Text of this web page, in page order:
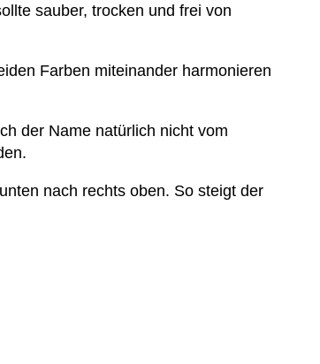
sauber, trocken und frei von
Farben miteinander harmonieren
der Name natürlich nicht vom
nach rechts oben. So steigt der